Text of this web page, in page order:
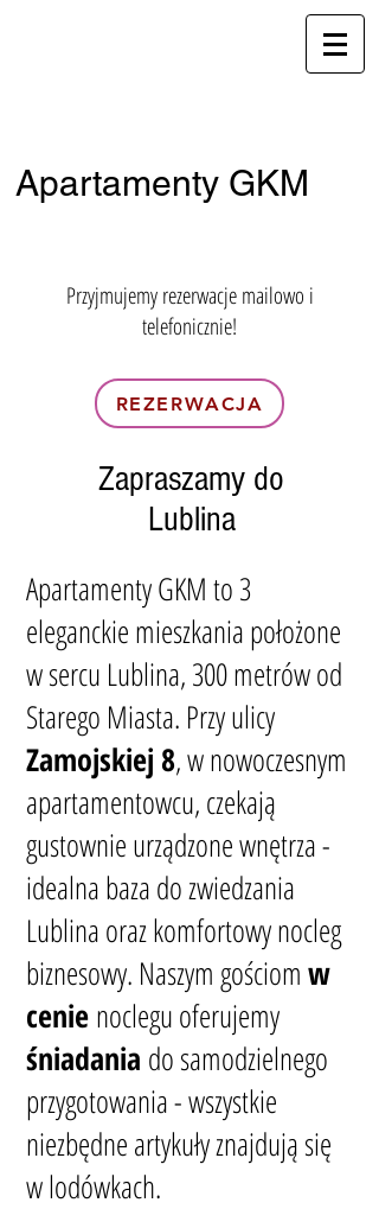
Apartamenty GKM
Przyjmujemy rezerwacje mailowo i
telefonicznie!
REZERWACJA
Zapraszamy do
Lublina
Apartamenty GKM to 3
eleganckie mieszkania położone
w sercu Lublina, 300 metrów od
Starego Miasta. Przy ulicy
Zamojskiej 8, w nowoczesnym
apartamentowcu, czekają
gustownie urządzone wnętrza -
idealna baza do zwiedzania
Lublina oraz komfortowy nocleg
biznesowy. Naszym gościomw
cenienoclegu oferujemy
śniadania do samodzielnego
przygotowania - wszystkie
niezbędne artykuły znajdują się
w lodówkach.